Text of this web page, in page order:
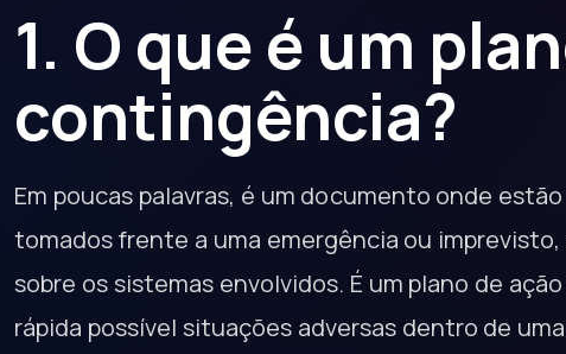
1. O que é um
contingência?
Em poucas palavras, é um documento onde
tomados frente a uma emergência ou
sobre os sistemas envolvidos. É um plano de
rápida possível situações adversas dentro de